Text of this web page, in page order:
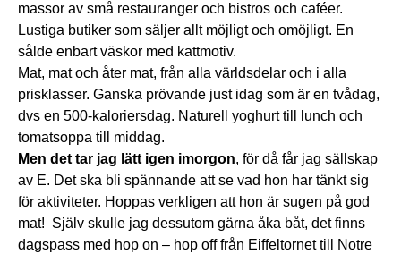
massor av små restauranger och bistros och caféer.
Lustiga butiker som säljer allt möjligt och omöjligt. En
sålde enbart väskor med kattmotiv.
Mat, mat och åter mat, från alla världsdelar och i alla
prisklasser. Ganska prövande just idag som är en tvådag,
dvs en 500-kaloriersdag. Naturell yoghurt till lunch och
tomatsoppa till middag.
Men det tar jag lätt igen imorgon, för då får jag sällskap
av E. Det ska bli spännande att se vad hon har tänkt sig
för aktiviteter. Hoppas verkligen att hon är sugen på god
mat! Själv skulle jag dessutom gärna åka båt, det finns
dagspass med hop on – hop off från Eiffeltornet till Notre